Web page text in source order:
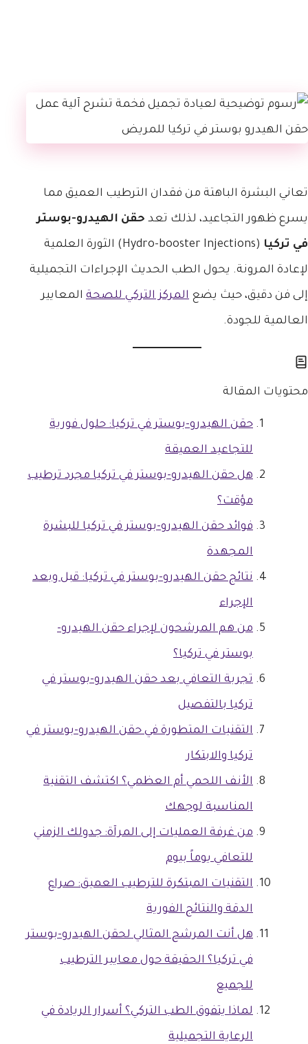
تعاني البشرة الباهتة من فقدان الترطيب العميق مما
يسرع ظهور التجاعيد، لذلك تعد حقن الهيدرو-بوستر
في تركيا (Hydro-booster Injections) الثورة العلمية
لإعادة المرونة. يحول الطب الحديث الإجراءات التجميلية
إلى فن دقيق، حيث يضع المركز التركي للصحة المعايير
العالمية للجودة.
محتويات المقالة
حقن الهيدرو-بوستر في تركيا: حلول فورية
للتجاعيد العميقة
هل حقن الهيدرو-بوستر في تركيا مجرد ترطيب
مؤقت؟
فوائد حقن الهيدرو-بوستر في تركيا للبشرة
المجهدة
نتائج حقن الهيدرو-بوستر في تركيا: قبل وبعد
الإجراء
من هم المرشحون لإجراء حقن الهيدرو-
بوستر في تركيا؟
تجربة التعافي بعد حقن الهيدرو-بوستر في
تركيا بالتفصيل
التقنيات المتطورة في حقن الهيدرو-بوستر في
تركيا والابتكار
الأنف اللحمي أم العظمي؟ اكتشف التقنية
المناسبة لوجهك
من غرفة العمليات إلى المرآة: جدولك الزمني
للتعافي يوماً بيوم
التقنيات المبتكرة للترطيب العميق: صراع
الدقة والنتائج الفورية
هل أنت المرشح المثالي لحقن الهيدرو-بوستر
في تركيا؟ الحقيقة حول معايير الترطيب
للجميع
لماذا يتفوق الطب التركي؟ أسرار الريادة في
الرعاية التجميلية